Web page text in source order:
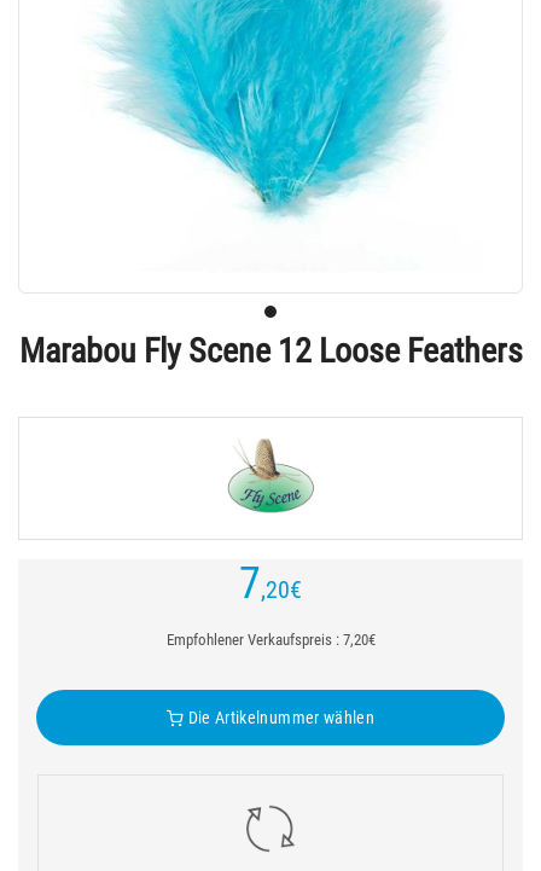
Marabou Fly Scene 12 Loose Feathers
7,20€
Empfohlener Verkaufspreis : 7,20€
Die Artikelnummer wählen